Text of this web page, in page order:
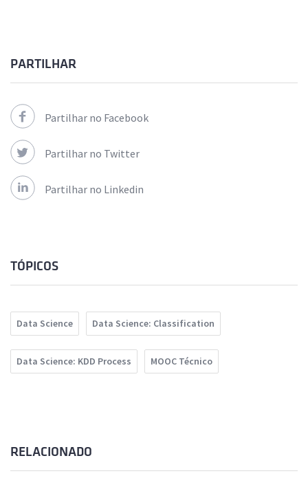
PARTILHAR
Partilhar no Facebook
Partilhar no Twitter
Partilhar no Linkedin
TÓPICOS
Data Science Data Science: Classification
Data Science: KDD Process MOOC Técnico
RELACIONADO